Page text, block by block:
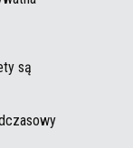
są